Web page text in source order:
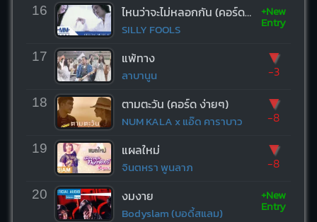
16 ไหนว่าจะไม่หลอกกัน (คอร์ด ง่ายๆ)
SILLY FOOLS
+New
Entry
17 แพ้ทาง
ลาบานูน
▼
-3
18 ตามตะวัน (คอร์ด ง่ายๆ)
NUM KALA x แอ๊ด คาราบาว
▼
-8
19 แผลใหม่
จินตหรา พูนลาภ
▼
-8
20 งมงาย
Bodyslam (บอดี้สแลม)
+New
Entry